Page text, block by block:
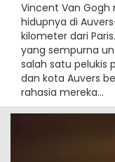
Vincent Van
hidupnya di
kilometer dari
yang sempurna
salah satu pelukis
dan kota Auvers
rahasia mereka...